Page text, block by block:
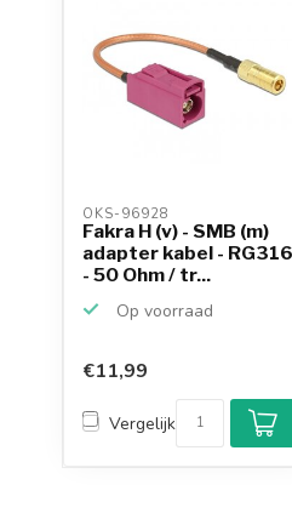
OKS-96928
Fakra H (v) - SMB (m)
adapter kabel - RG316
- 50 Ohm / tr...
Op voorraad
€11,99
Vergelijk